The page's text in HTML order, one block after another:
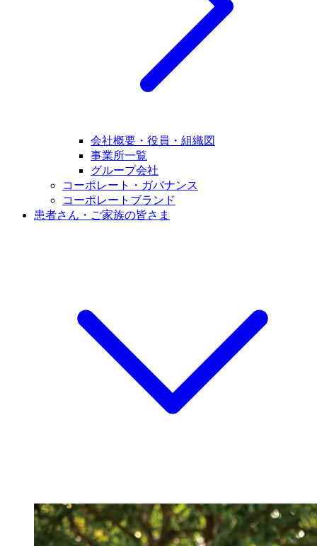
会社概要・役員・組織図
事業所一覧
グループ会社
コーポレート・ガバナンス
コーポレートブランド
患者さん・ご家族の皆さま